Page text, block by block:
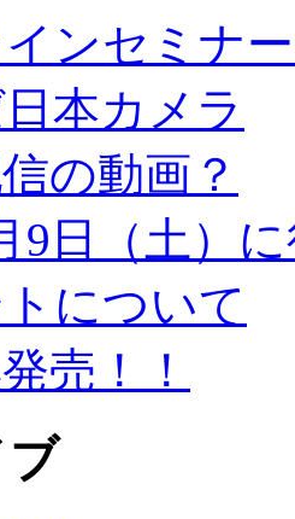
ンセミナ
本カメラ
の動画？
9日（土）
について
売！！
ブ